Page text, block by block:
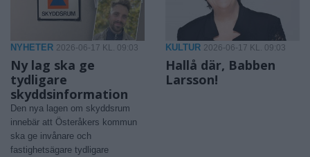
NYHETER 2026-06-17 KL. 09:03
Ny lag ska ge
tydligare
skyddsinformation
Den nya lagen om skyddsrum
innebär att Österåkers kommun
ska ge invånare och
fastighetsägare tydligare
KULTUR 2026-06-17 KL. 09:03
Hallå där, Babben
Larsson!